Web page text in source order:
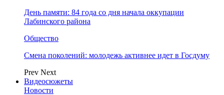
День памяти: 84 года со дня начала оккупации
Лабинского района
Общество
Смена поколений: молодежь активнее идет в Госдуму
Prev Next
Видеосюжеты
Новости